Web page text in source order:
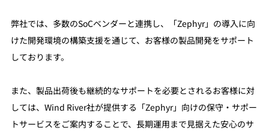
弊社では、多数のSoCベンダーと連携し、「Zephyr」の導入に向
けた開発環境の構築支援を通じて、お客様の製品開発をサポート
しております。
また、製品出荷後も継続的なサポートを必要とされるお客様に対
しては、Wind River社が提供する「Zephyr」向けの保守・サポー
トサービスをご案内することで、長期運用まで見据えた安心のサ